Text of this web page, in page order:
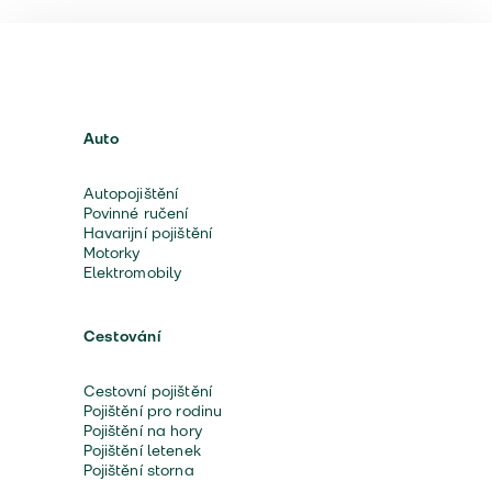
Auto
Autopojištění
Povinné ručení
Havarijní pojištění
Motorky
Elektromobily
Cestování
Cestovní pojištění
Pojištění pro rodinu
Pojištění na hory
Pojištění letenek
Pojištění storna